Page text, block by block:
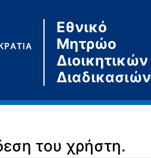
Εθνικό
Μητρώο
Διοικητικών
Διαδικασιών
του χρήστη.